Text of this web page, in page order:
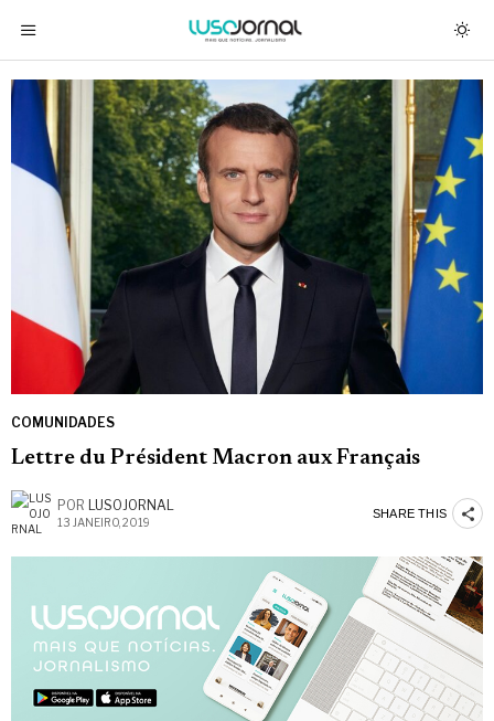
COMUNIDADES
Lettre du Président Macron aux Français
POR LUSOJORNAL
13 JANEIRO, 2019
SHARE THIS